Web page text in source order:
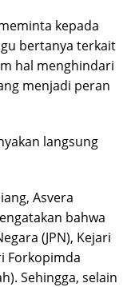
kepada
bertanya terkait
hal menghindari
menjadi peran
langsung
Asvera
bahwa
(JPN), Kejari
Forkopimda
Sehingga, selain